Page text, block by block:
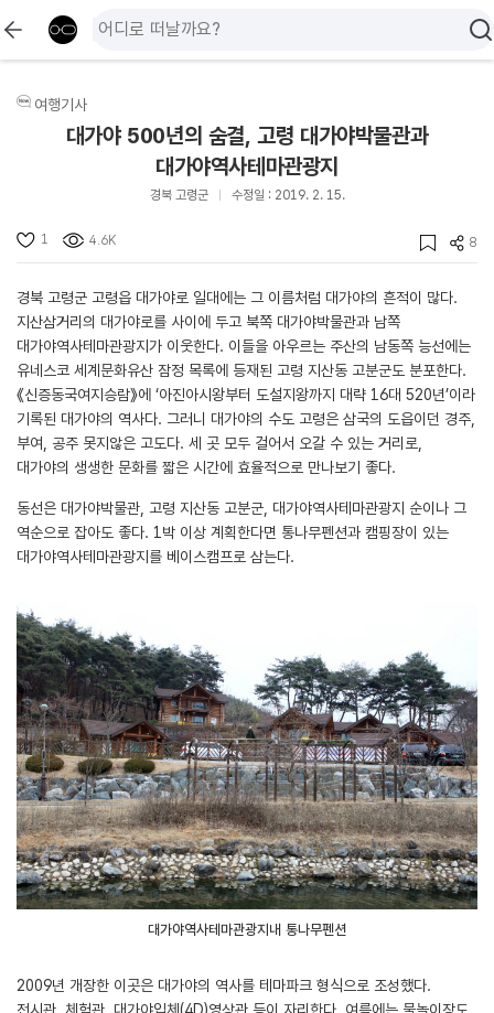
여행기사
대가야 500년의 숨결, 고령 대가야박물관과
대가야역사테마관광지
경북 고령군 수정일 : 2019. 2. 15.
1 4.6K 8
경북 고령군 고령읍 대가야로 일대에는 그 이름처럼 대가야의 흔적이 많다.
지산삼거리의 대가야로를 사이에 두고 북쪽 대가야박물관과 남쪽
대가야역사테마관광지가 이웃한다. 이들을 아우르는 주산의 남동쪽 능선에는
유네스코 세계문화유산 잠정 목록에 등재된 고령 지산동 고분군도 분포한다.
《신증동국여지승람》에 ‘아진아시왕부터 도설지왕까지 대략 16대 520년’이라
기록된 대가야의 역사다. 그러니 대가야의 수도 고령은 삼국의 도읍이던 경주,
부여, 공주 못지않은 고도다. 세 곳 모두 걸어서 오갈 수 있는 거리로,
대가야의 생생한 문화를 짧은 시간에 효율적으로 만나보기 좋다.
동선은 대가야박물관, 고령 지산동 고분군, 대가야역사테마관광지 순이나 그
역순으로 잡아도 좋다. 1박 이상 계획한다면 통나무펜션과 캠핑장이 있는
대가야역사테마관광지를 베이스캠프로 삼는다.
대가야역사테마관광지내 통나무펜션
2009년 개장한 이곳은 대가야의 역사를 테마파크 형식으로 조성했다.